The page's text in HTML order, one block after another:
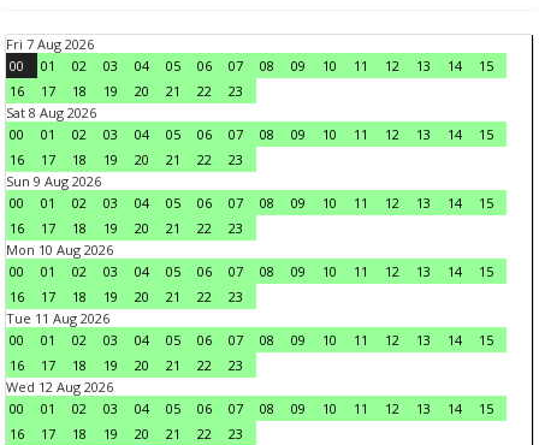
Fri 7 Aug 2026
00
01 02 03 04 05 06 07 08 09 10 11 12 13 14
15
16
17 18 19 20 21 22
23
Sat 8 Aug 2026
00
01 02 03 04 05 06 07 08 09 10 11 12 13 14
15
16
17 18 19 20 21 22
23
Sun 9 Aug 2026
00
01 02 03 04 05 06 07 08 09 10 11 12 13 14
15
16
17 18 19 20 21 22
23
Mon 10 Aug 2026
00
01 02 03 04 05 06 07 08 09 10 11 12 13 14
15
16
17 18 19 20 21 22
23
Tue 11 Aug 2026
00
01 02 03 04 05 06 07 08 09 10 11 12 13 14
15
16
17 18 19 20 21 22
23
Wed 12 Aug 2026
00
01 02 03 04 05 06 07 08 09 10 11 12 13 14
15
16
17 18 19 20 21 22
23